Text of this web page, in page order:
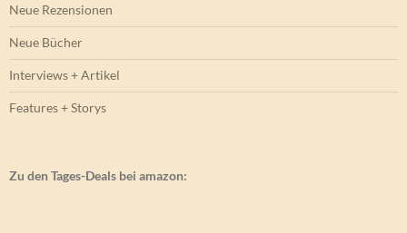
Neue Rezensionen
Neue Bücher
Interviews + Artikel
Features + Storys
Zu den Tages-Deals bei amazon: